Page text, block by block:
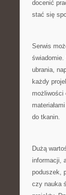
docenić
stać się
Serwis
ubrania,
każdy
możliwości
do tkanin.
Dużą
informacji,
poduszek,
czy nauka